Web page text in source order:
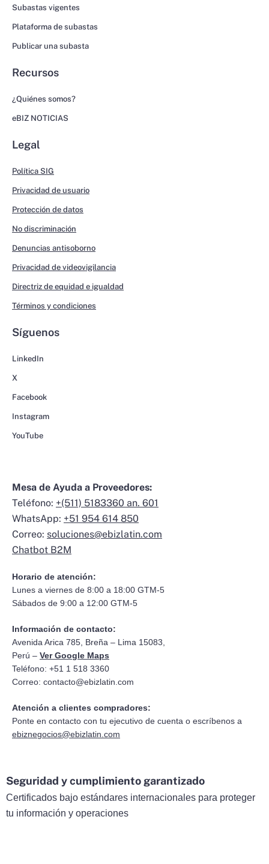
Subastas vigentes
Plataforma de subastas
Publicar una subasta
Recursos
¿Quiénes somos?
eBIZ NOTICIAS
Legal
Política SIG
Privacidad de usuario
Protección de datos
No discriminación
Denuncias antisoborno
Privacidad de videovigilancia
Directriz de equidad e igualdad
Términos y condiciones
Síguenos
LinkedIn
X
Facebook
Instagram
YouTube
Mesa de Ayuda a Proveedores:
Teléfono: +(511) 5183360 an. 601
WhatsApp: +51 954 614 850
Correo: soluciones@ebizlatin.com
Chatbot B2M
Horario de atención:
Lunes a viernes de 8:00 a 18:00 GTM-5
Sábados de 9:00 a 12:00 GTM-5
Información de contacto:
Avenida Arica 785, Breña – Lima 15083,
Perú – Ver Google Maps
Teléfono: +51 1 518 3360
Correo: contacto@ebizlatin.com
Atención a clientes compradores:
Ponte en contacto con tu ejecutivo de cuenta o escríbenos a
ebiznegocios@ebizlatin.com
Seguridad y cumplimiento garantizado
Certificados bajo estándares internacionales para proteger
tu información y operaciones